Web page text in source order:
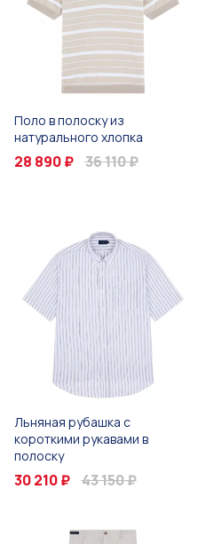
Поло в полоску из
натурального хлопка
28 890 ₽ 36 110 ₽
Льняная рубашка с
короткими рукавами в
полоску
30 210 ₽ 43 150 ₽